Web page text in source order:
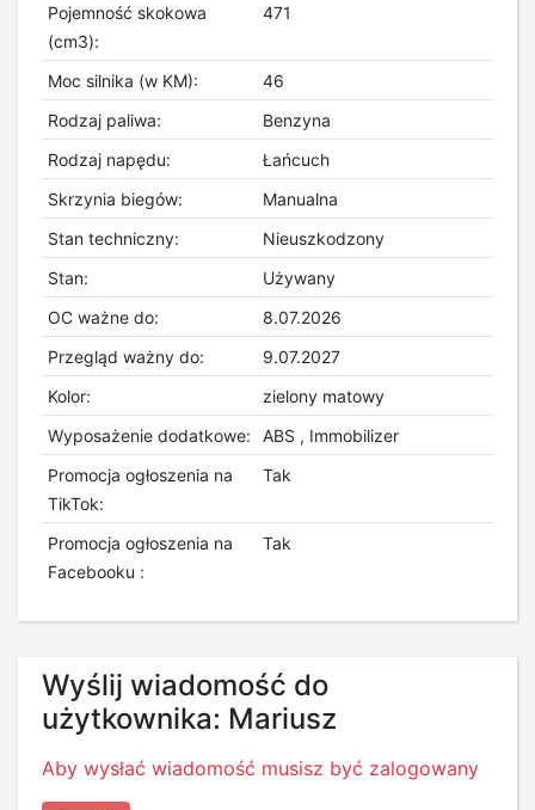
Pojemność skokowa
(cm3):
471
Moc silnika (w KM):
46
Rodzaj paliwa:
Benzyna
Rodzaj napędu:
Łańcuch
Skrzynia biegów:
Manualna
Stan techniczny:
Nieuszkodzony
Stan:
Używany
OC ważne do:
8.07.2026
Przegląd ważny do:
9.07.2027
Kolor:
zielony matowy
Wyposażenie dodatkowe:
ABS , Immobilizer
Promocja ogłoszenia na
TikTok:
Tak
Promocja ogłoszenia na
Facebooku :
Tak
Wyślij wiadomość do
użytkownika: Mariusz
Aby wysłać wiadomość musisz być zalogowany